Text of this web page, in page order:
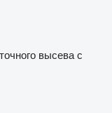
высева с